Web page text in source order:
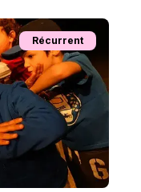
Récurrent